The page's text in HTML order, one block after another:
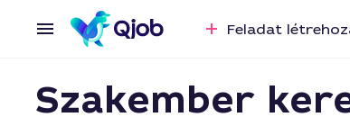
Feladat
Szakember